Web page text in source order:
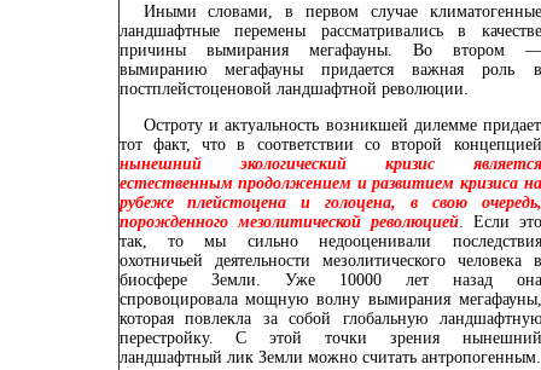
Иными словами, в первом случае климатогенные
ландшафтные перемены рассматривались в качестве
причины вымирания мегафауны. Во втором —
вымиранию мегафауны придается важная роль в
постплейстоценовой ландшафтной революции.
Остроту и актуальность возникшей дилемме придает
тот факт, что в соответствии со второй концепцией
нынешний экологический кризис является
естественным продолжением и развитием кризиса на
рубеже плейстоцена и голоцена, в свою очередь,
порожденного мезолитической революцией. Если это
так, то мы сильно недооценивали последствия
охотничьей деятельности мезолитического человека в
биосфере Земли. Уже 10000 лет назад она
спровоцировала мощную волну вымирания мегафауны,
которая повлекла за собой глобальную ландшафтную
перестройку. С этой точки зрения нынешний
ландшафтный лик Земли можно считать антропогенным.